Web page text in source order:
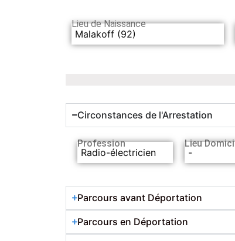
Lieu de Naissance
Malakoff (92)
Circonstances de l'Arrestation
Profession
Radio-électricien
Lieu
-
Parcours avant Déportation
Parcours en Déportation